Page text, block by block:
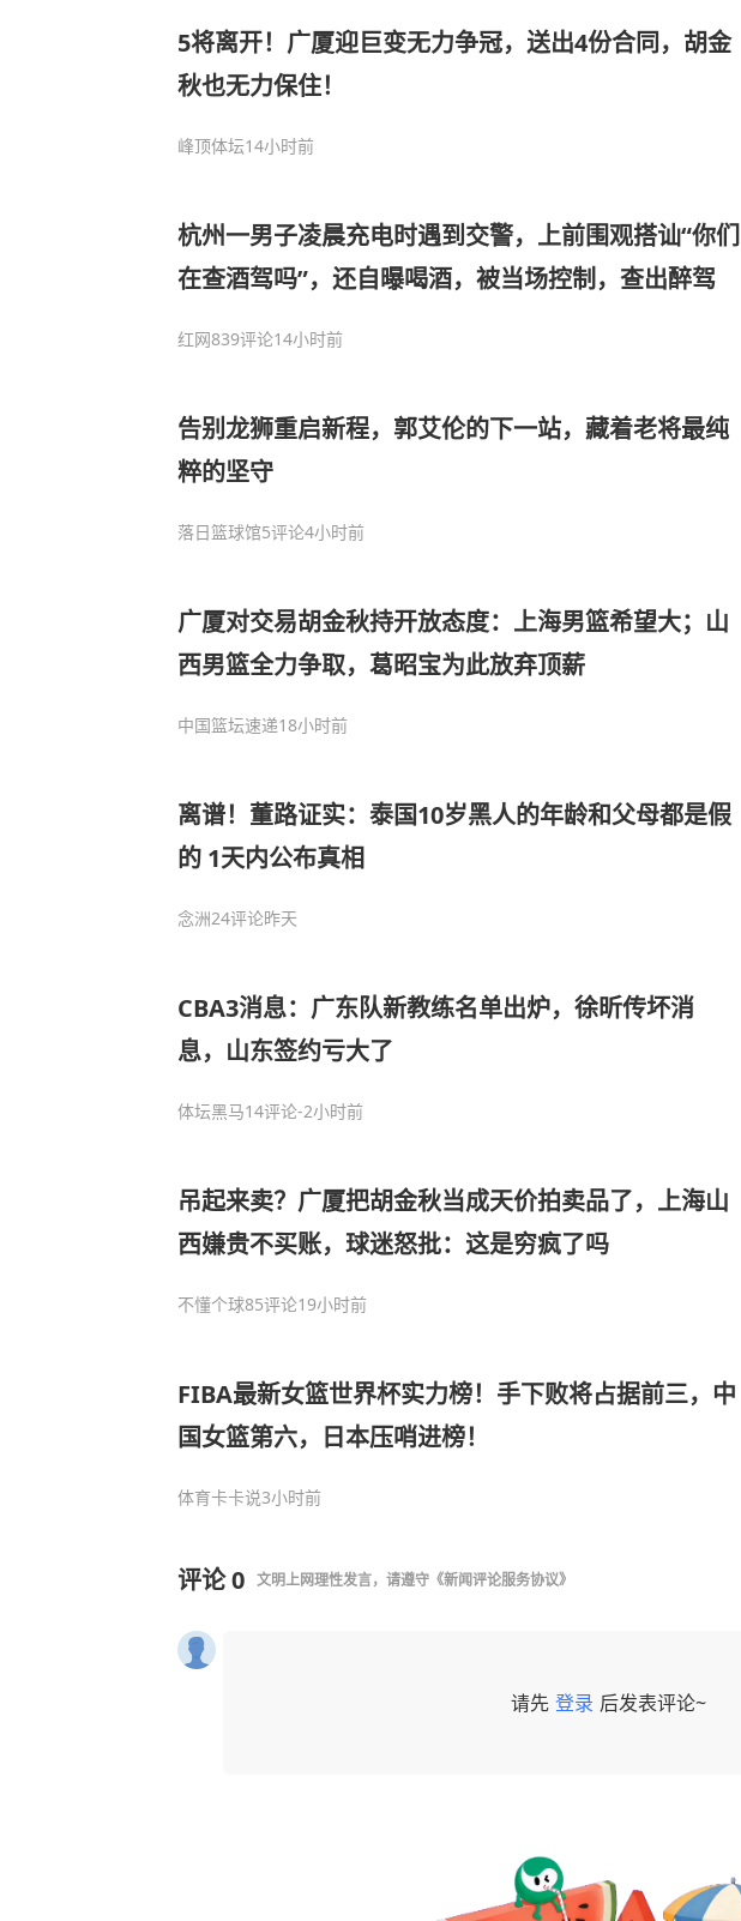
5将离开！广厦迎巨变无力争冠，送出4份合同，胡金
秋也无力保住！
峰顶体坛14小时前
杭州一男子凌晨充电时遇到交警，上前围观搭讪“你们
在查酒驾吗”，还自曝喝酒，被当场控制，查出醉驾
红网839评论14小时前
告别龙狮重启新程，郭艾伦的下一站，藏着老将最纯
粹的坚守
落日篮球馆5评论4小时前
广厦对交易胡金秋持开放态度：上海男篮希望大；山
西男篮全力争取，葛昭宝为此放弃顶薪
中国篮坛速递18小时前
离谱！董路证实：泰国10岁黑人的年龄和父母都是假
的 1天内公布真相
念洲24评论昨天
CBA3消息：广东队新教练名单出炉，徐昕传坏消
息，山东签约亏大了
体坛黑马14评论-2小时前
吊起来卖？广厦把胡金秋当成天价拍卖品了，上海山
西嫌贵不买账，球迷怒批：这是穷疯了吗
不懂个球85评论19小时前
FIBA最新女篮世界杯实力榜！手下败将占据前三，中
国女篮第六，日本压哨进榜！
体育卡卡说3小时前
评论0 文明上网理性发言，请遵守 《新闻评论服务协议》
请先 登录 后发表评论~